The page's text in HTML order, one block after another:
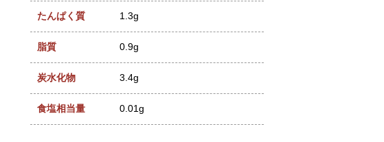
たんぱく質 1.3g
脂質 0.9g
炭水化物 3.4g
食塩相当量 0.01g